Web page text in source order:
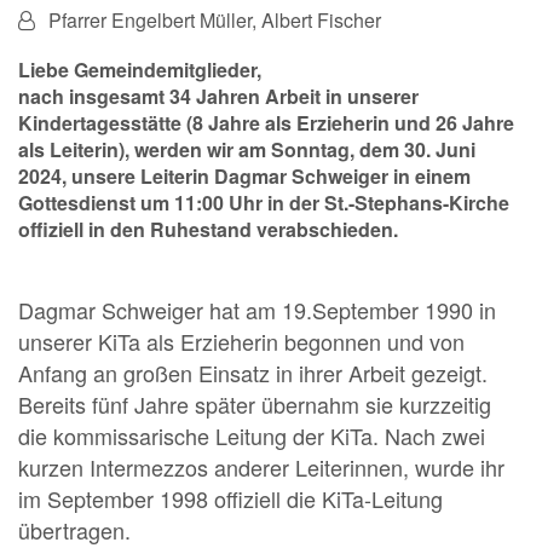
Von:Pfarrer Engelbert Müller, Albert Fischer
Liebe Gemeindemitglieder,
nach insgesamt 34 Jahren Arbeit in unserer
Kindertagesstätte (8 Jahre als Erzieherin und 26 Jahre
als Leiterin), werden wir am Sonntag, dem 30. Juni
2024, unsere Leiterin Dagmar Schweiger in einem
Gottesdienst um 11:00 Uhr in der St.-Stephans-Kirche
offiziell in den Ruhestand verabschieden.
Dagmar Schweiger hat am 19.September 1990 in
unserer KiTa als Erzieherin begonnen und von
Anfang an großen Einsatz in ihrer Arbeit gezeigt.
Bereits fünf Jahre später übernahm sie kurzzeitig
die kommissarische Leitung der KiTa. Nach zwei
kurzen Intermezzos anderer Leiterinnen, wurde ihr
im September 1998 offiziell die KiTa-Leitung
übertragen.